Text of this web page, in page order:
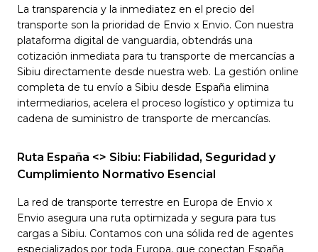
La transparencia y la inmediatez en el precio del
transporte son la prioridad de Envio x Envio. Con nuestra
plataforma digital de vanguardia, obtendrás una
cotización inmediata para tu transporte de mercancías a
Sibiu directamente desde nuestra web. La gestión online
completa de tu envío a Sibiu desde España elimina
intermediarios, acelera el proceso logístico y optimiza tu
cadena de suministro de transporte de mercancías.
Ruta España <> Sibiu: Fiabilidad, Seguridad y
Cumplimiento Normativo Esencial
La red de transporte terrestre en Europa de Envio x
Envio asegura una ruta optimizada y segura para tus
cargas a Sibiu. Contamos con una sólida red de agentes
especializados por toda Europa, que conectan España